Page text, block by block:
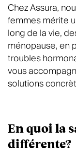
Chez Assura,
femmes mérite
long de la vie,
ménopause, en
troubles
vous
solutions
En quoi la
différente?